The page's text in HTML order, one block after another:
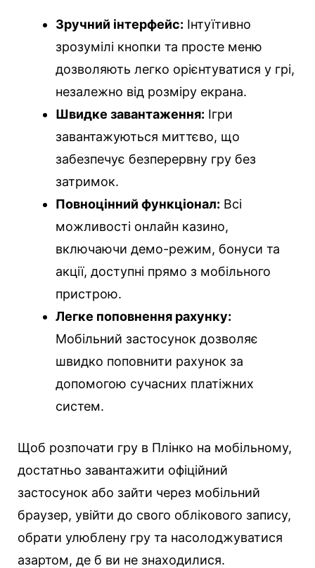
Зручний інтерфейс: Інтуїтивно
зрозумілі кнопки та просте меню
дозволяють легко орієнтуватися у грі,
незалежно від розміру екрана.
Швидке завантаження: Ігри
завантажуються миттєво, що
забезпечує безперервну гру без
затримок.
Повноцінний функціонал: Всі
можливості онлайн казино,
включаючи демо-режим, бонуси та
акції, доступні прямо з мобільного
пристрою.
Легке поповнення рахунку:
Мобільний застосунок дозволяє
швидко поповнити рахунок за
допомогою сучасних платіжних
систем.
Щоб розпочати гру в Плінко на мобільному,
достатньо завантажити офіційний
застосунок або зайти через мобільний
браузер, увійти до свого облікового запису,
обрати улюблену гру та насолоджуватися
азартом, де б ви не знаходилися.